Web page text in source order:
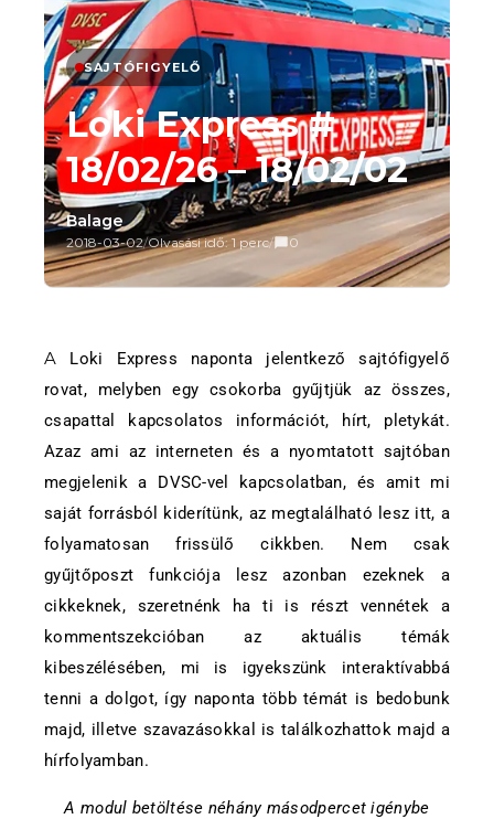
SAJTÓFIGYELŐ
Loki Express #
18/02/26 – 18/02/02
Balage
2018-03-02/Olvasási idő: 1 perc/ 0
A Loki Express naponta jelentkező sajtófigyelő
rovat, melyben egy csokorba gyűjtjük az összes,
csapattal kapcsolatos információt, hírt, pletykát.
Azaz ami az interneten és a nyomtatott sajtóban
megjelenik a DVSC-vel kapcsolatban, és amit mi
saját forrásból kiderítünk, az megtalálható lesz itt, a
folyamatosan frissülő cikkben. Nem csak
gyűjtőposzt funkciója lesz azonban ezeknek a
cikkeknek, szeretnénk ha ti is részt vennétek a
kommentszekcióban az aktuális témák
kibeszélésében, mi is igyekszünk interaktívabbá
tenni a dolgot, így naponta több témát is bedobunk
majd, illetve szavazásokkal is találkozhattok majd a
hírfolyamban.
A modul betöltése néhány másodpercet igénybe